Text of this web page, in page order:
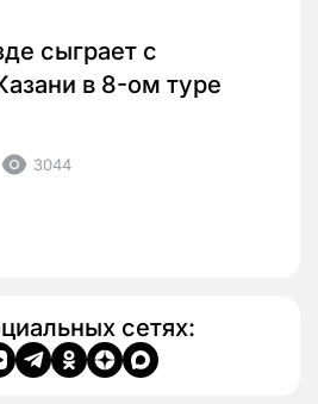
сыграет с
в 8-ом туре
3044
сетях: